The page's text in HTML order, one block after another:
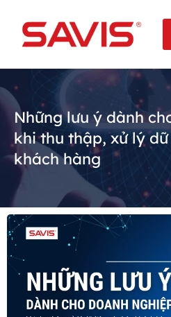
Những lưu ý dành
khi thu thập, xử lý
khách hàng